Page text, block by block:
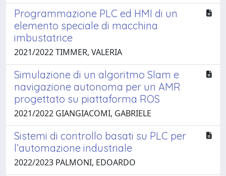
Programmazione PLC ed HMI di un
elemento speciale di macchina
imbustatrice
2021/2022 TIMMER, VALERIA
Simulazione di un algoritmo Slam e
navigazione autonoma per un AMR
progettato su piattaforma ROS
2021/2022 GIANGIACOMI, GABRIELE
Sistemi di controllo basati su PLC per
l’automazione industriale
2022/2023 PALMONI, EDOARDO